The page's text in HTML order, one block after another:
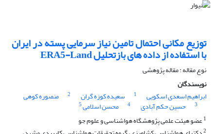
توزیع مکانی احتمال تامین نیاز سرمایی پسته در ایران
با استفاده از داده های بازتحلیل ERA5-Land
نوع مقاله : مقاله پژوهشی
نویسندگان
ابراهیم اسعدی اسکویی
1 سعیده کوزه گران 2 منصوره کوهی
3 حسین حکم آبادی 4 محسن اسلامی5
1عضو هیئت علمی پژوهشگاه هواشناسی و علوم جو
2